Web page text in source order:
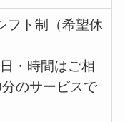
フト制（希望休
・時間はご相
のサービスで